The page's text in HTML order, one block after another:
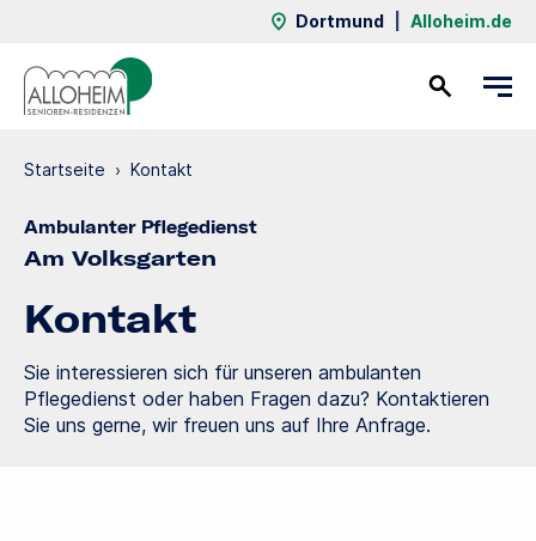
Dortmund Alloheim.de
Startseite › Kontakt
Ambulanter Pflegedienst
Am Volksgarten
Kontakt
Sie interessieren sich für unseren ambulanten
Pflegedienst oder haben Fragen dazu? Kontaktieren
Sie uns gerne, wir freuen uns auf Ihre Anfrage.